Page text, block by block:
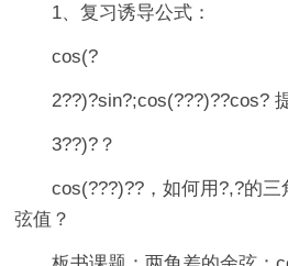
1、复习诱导公式：
cos(?
2??)?sin?;cos(???)??cos?
3??)?？
cos(???)??，如何用?,?的
弦值？